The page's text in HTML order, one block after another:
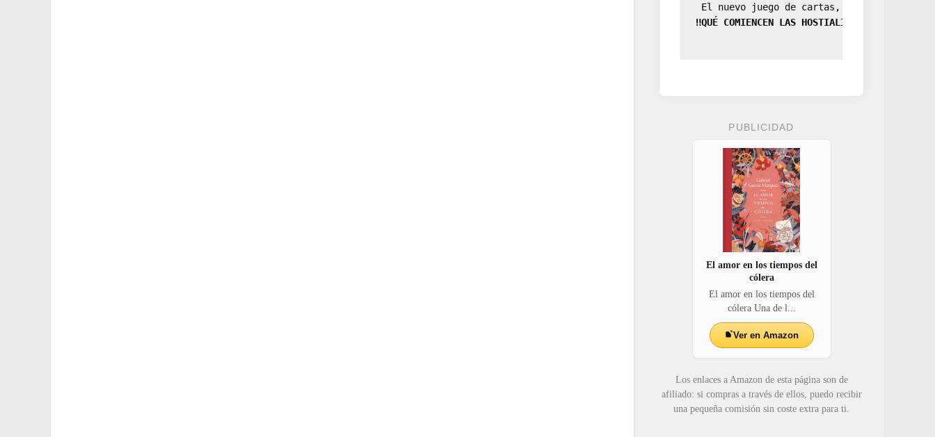
El nuevo juego de cartas, la expansión
‼️QUÉ COMIENCEN LAS HOSTIALIDADES‼️
PUBLICIDAD
El amor en los tiempos del
cólera
El amor en los tiempos del
cólera Una de l...
Ver en Amazon
Los enlaces a Amazon de esta página son de
afiliado: si compras a través de ellos, puedo recibir
una pequeña comisión sin coste extra para ti.